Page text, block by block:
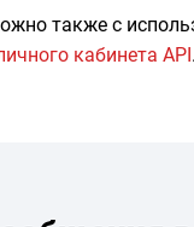
также с
кабинета API.